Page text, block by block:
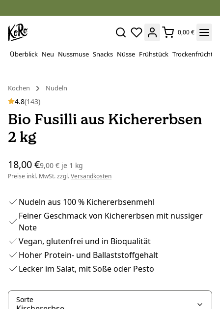
0,00 €
Überblick Neu Nussmuse Snacks Nüsse Frühstück Trockenfrüchte
Kochen
Nudeln
4.8(143)
Bio Fusilli aus Kichererbsen
2 kg
18,00 €9,00 € je 1 kg
Preise inkl. MwSt. zzgl.Versandkosten
Nudeln aus 100 % Kichererbsenmehl
Feiner Geschmack von Kichererbsen mit nussiger
Note
Vegan, glutenfrei und in Bioqualität
Hoher Protein- und Ballaststoffgehalt
Lecker im Salat, mit Soße oder Pesto
Sorte